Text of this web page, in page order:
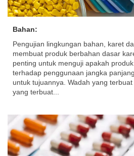
Bahan:
Pengujian lingkungan bahan, karet
membuat produk berbahan dasar
penting untuk menguji apakah
terhadap penggunaan jangka
untuk tujuannya. Wadah yang
yang terbuat...